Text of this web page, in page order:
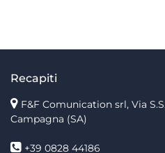
Recapiti
F&F Comunication srl, Via
Campagna (SA)
+39 0828 44186